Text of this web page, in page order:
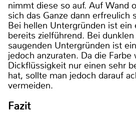
nimmt diese so auf. Auf Wand
sich das Ganze dann erfreulich
Bei hellen Untergründen ist ein
bereits zielführend. Bei
saugenden Untergründen ist
jedoch anzuraten. Da die
Dickflüssigkeit nur einen sehr
hat, sollte man jedoch darauf
vermeiden.
Fazit